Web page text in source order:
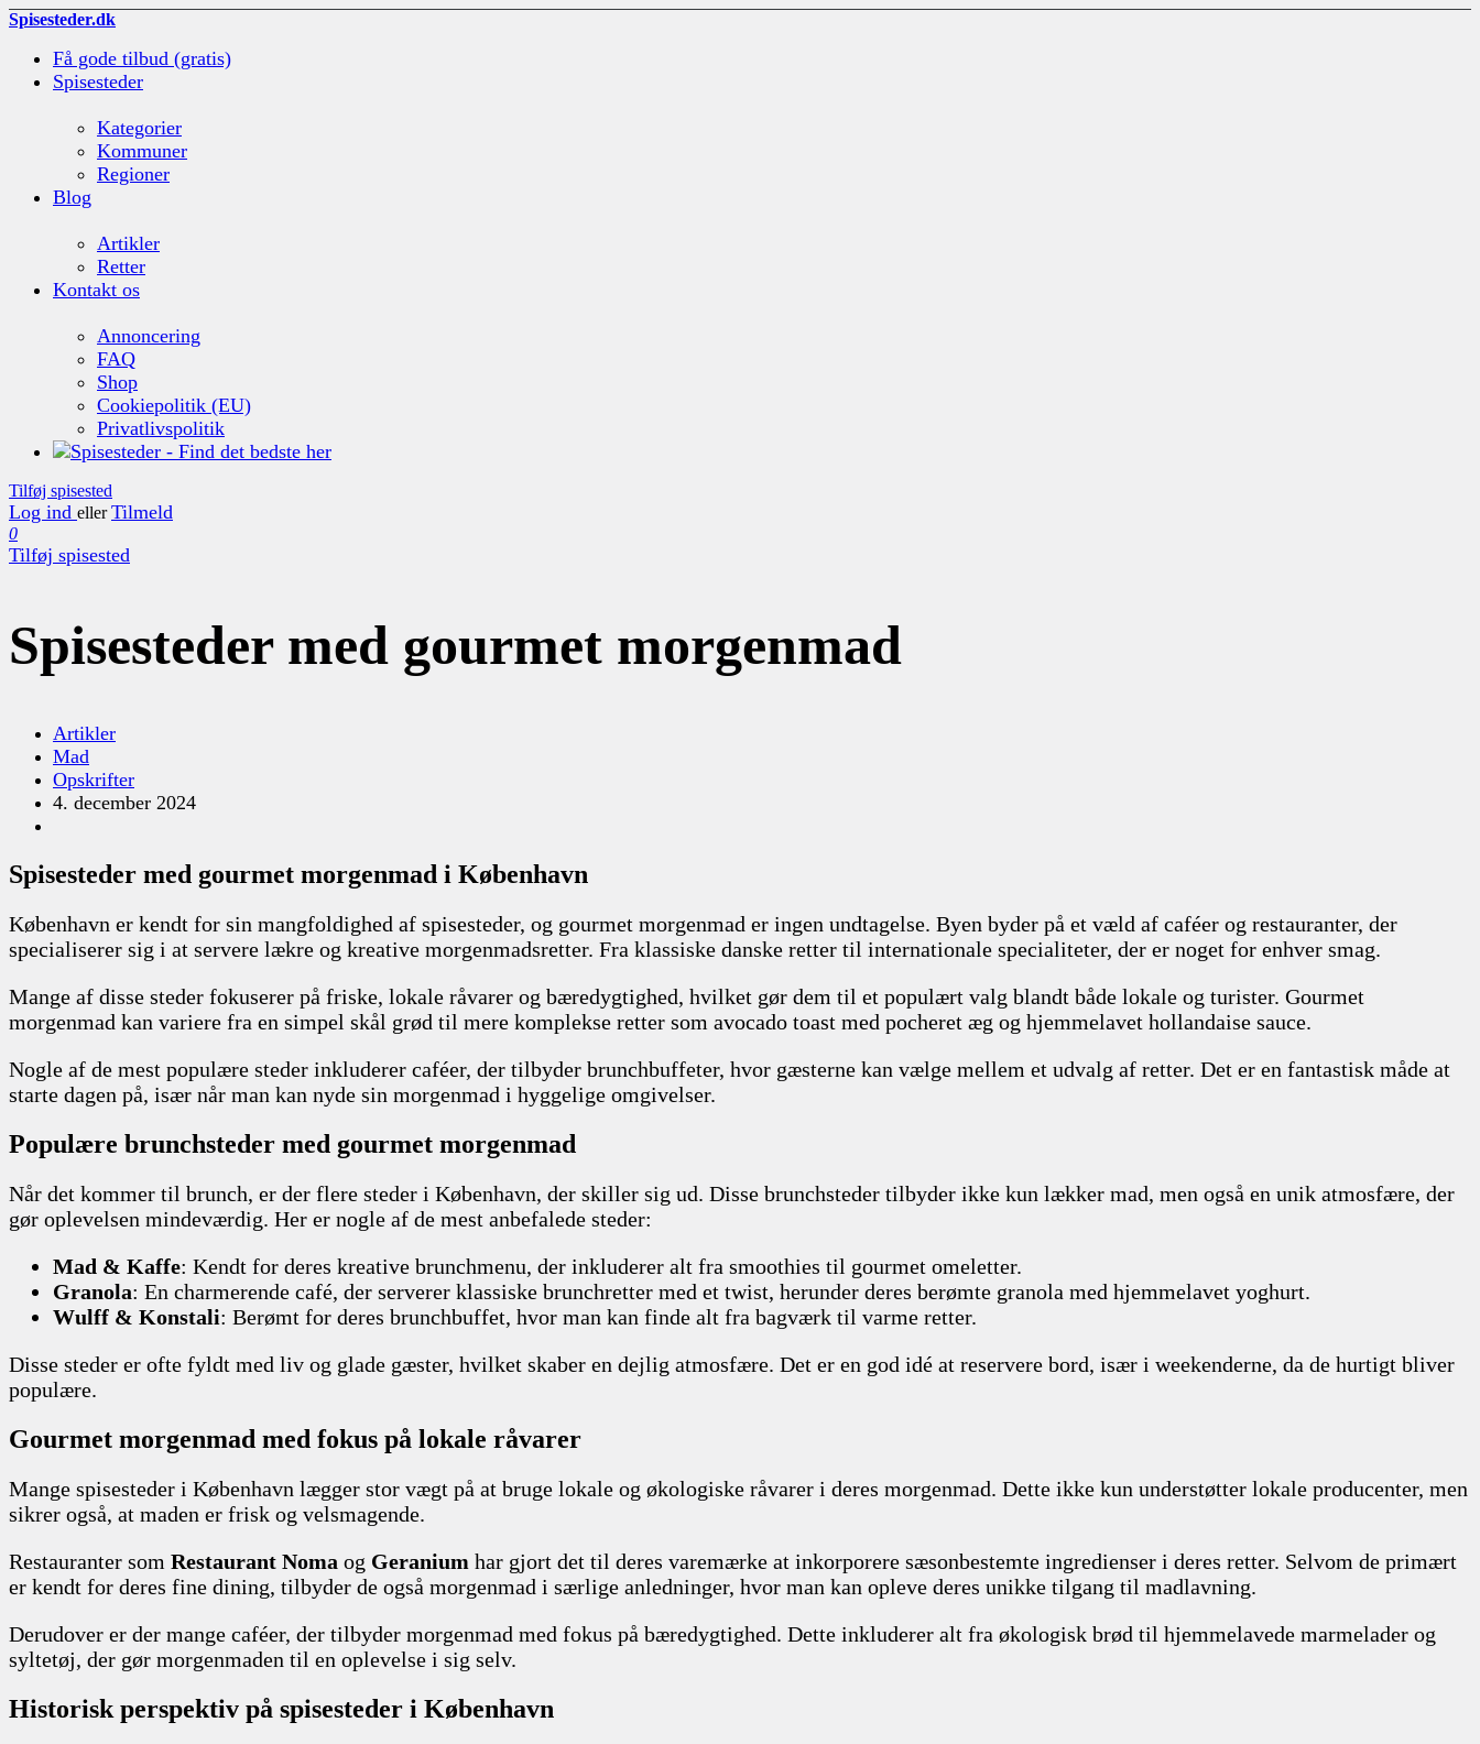
Spisesteder.dk
Få gode tilbud (gratis)
Spisesteder
Kategorier
Kommuner
Regioner
Blog
Artikler
Retter
Kontakt os
Annoncering
FAQ
Shop
Cookiepolitik (EU)
Privatlivspolitik
Tilføj spisested
Log ind eller Tilmeld
0
Tilføj spisested
Spisesteder med gourmet morgenmad
Artikler
Mad
Opskrifter
4. december 2024
Spisesteder med gourmet morgenmad i København
København er kendt for sin mangfoldighed af spisesteder, og gourmet morgenmad er ingen undtagelse. Byen byder på et væld af caféer og restauranter, der
specialiserer sig i at servere lækre og kreative morgenmadsretter. Fra klassiske danske retter til internationale specialiteter, der er noget for enhver smag.
Mange af disse steder fokuserer på friske, lokale råvarer og bæredygtighed, hvilket gør dem til et populært valg blandt både lokale og turister. Gourmet
morgenmad kan variere fra en simpel skål grød til mere komplekse retter som avocado toast med pocheret æg og hjemmelavet hollandaise sauce.
Nogle af de mest populære steder inkluderer caféer, der tilbyder brunchbuffeter, hvor gæsterne kan vælge mellem et udvalg af retter. Det er en fantastisk måde at
starte dagen på, især når man kan nyde sin morgenmad i hyggelige omgivelser.
Populære brunchsteder med gourmet morgenmad
Når det kommer til brunch, er der flere steder i København, der skiller sig ud. Disse brunchsteder tilbyder ikke kun lækker mad, men også en unik atmosfære, der
gør oplevelsen mindeværdig. Her er nogle af de mest anbefalede steder:
Mad & Kaffe: Kendt for deres kreative brunchmenu, der inkluderer alt fra smoothies til gourmet omeletter.
Granola: En charmerende café, der serverer klassiske brunchretter med et twist, herunder deres berømte granola med hjemmelavet yoghurt.
Wulff & Konstali: Berømt for deres brunchbuffet, hvor man kan finde alt fra bagværk til varme retter.
Disse steder er ofte fyldt med liv og glade gæster, hvilket skaber en dejlig atmosfære. Det er en god idé at reservere bord, især i weekenderne, da de hurtigt bliver
populære.
Gourmet morgenmad med fokus på lokale råvarer
Mange spisesteder i København lægger stor vægt på at bruge lokale og økologiske råvarer i deres morgenmad. Dette ikke kun understøtter lokale producenter, men
sikrer også, at maden er frisk og velsmagende.
Restauranter som Restaurant Noma og Geranium har gjort det til deres varemærke at inkorporere sæsonbestemte ingredienser i deres retter. Selvom de primært
er kendt for deres fine dining, tilbyder de også morgenmad i særlige anledninger, hvor man kan opleve deres unikke tilgang til madlavning.
Derudover er der mange caféer, der tilbyder morgenmad med fokus på bæredygtighed. Dette inkluderer alt fra økologisk brød til hjemmelavede marmelader og
syltetøj, der gør morgenmaden til en oplevelse i sig selv.
Historisk perspektiv på spisesteder i København